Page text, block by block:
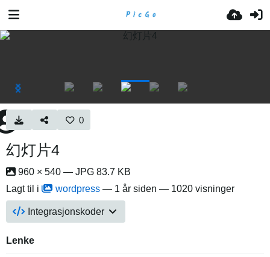
0
幻灯片4
960 × 540 — JPG 83.7 KB
Lagt til i
wordpress — 1 år siden — 1020 visninger
Integrasjonskoder
Lenke